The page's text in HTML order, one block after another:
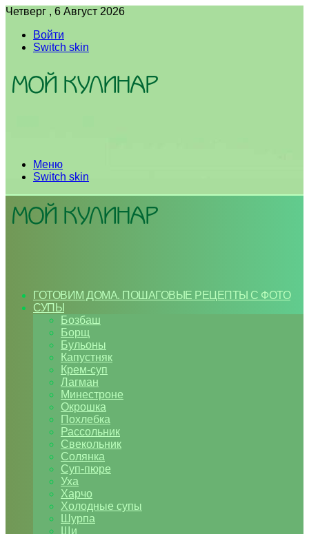
Четверг , 6 Август 2026
Войти
Switch skin
Меню
Switch skin
ГОТОВИМ ДОМА. ПОШАГОВЫЕ РЕЦЕПТЫ С ФОТО
СУПЫ
Бозбаш
Борщ
Бульоны
Капустняк
Крем-суп
Лагман
Минестроне
Окрошка
Похлебка
Рассольник
Свекольник
Солянка
Суп-пюре
Уха
Харчо
Холодные супы
Шурпа
Щи